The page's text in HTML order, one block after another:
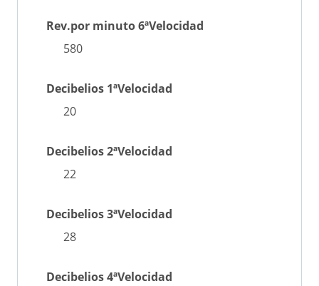
Rev.por minuto 6ªVelocidad
580
Decibelios 1ªVelocidad
20
Decibelios 2ªVelocidad
22
Decibelios 3ªVelocidad
28
Decibelios 4ªVelocidad